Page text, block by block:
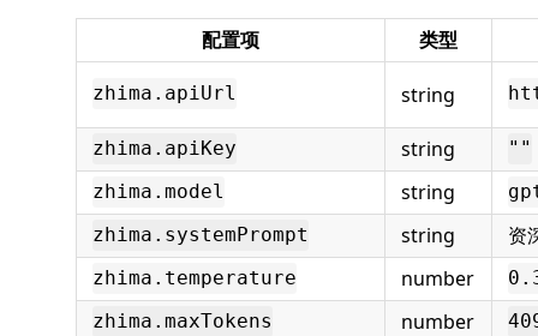
配置项 类型
zhima.apiUrl string
zhima.apiKey string
""
zhima.model
string
zhima.systemPrompt
string 资
zhima.temperature number
zhima.maxTokens
number